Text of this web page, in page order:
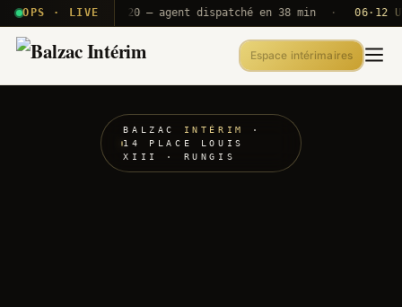
OPS · LIVE
T2E · B71 Push A320 — agent dispatché en 38 min · 06·12 UTC
Espace intérimaires
BALZAC INTÉRIM
·
14 PLACE LOUIS
XIII · RUNGIS